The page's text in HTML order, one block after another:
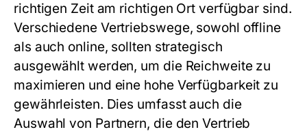
richtigen Zeit am richtigen Ort verfügbar sind.
Verschiedene Vertriebswege, sowohl offline
als auch online, sollten strategisch
ausgewählt werden, um die Reichweite zu
maximieren und eine hohe Verfügbarkeit zu
gewährleisten. Dies umfasst auch die
Auswahl von Partnern, die den Vertrieb